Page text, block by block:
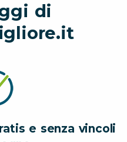
di
e senza vincoli